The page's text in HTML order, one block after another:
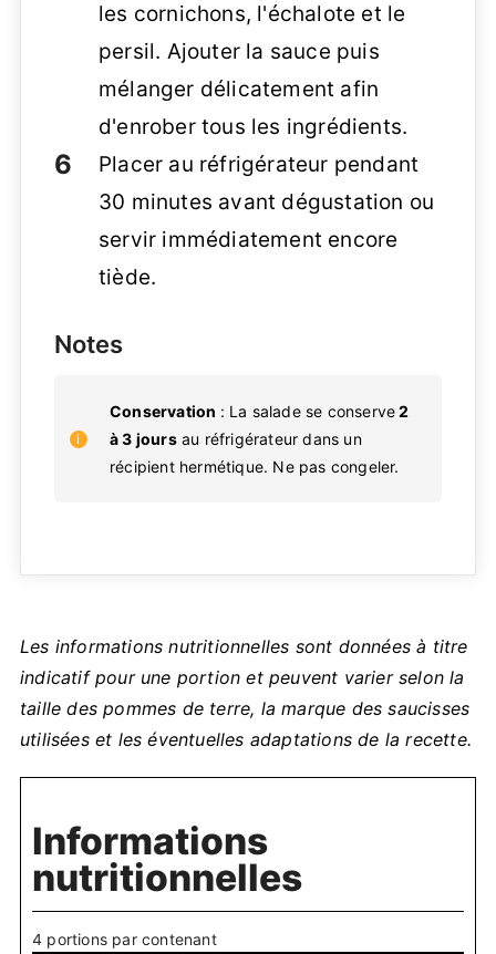
les cornichons, l'échalote et le
persil. Ajouter la sauce puis
mélanger délicatement afin
d'enrober tous les ingrédients.
Placer au réfrigérateur pendant
30 minutes avant dégustation ou
servir immédiatement encore
tiède.
Notes
Conservation : La salade se conserve2
à 3 joursau réfrigérateur dans un
récipient hermétique. Ne pas congeler.
Les informations nutritionnelles sont données à titre
indicatif pour une portion et peuvent varier selon la
taille des pommes de terre, la marque des saucisses
utilisées et les éventuelles adaptations de la recette.
Informations
nutritionnelles
4 portions par contenant